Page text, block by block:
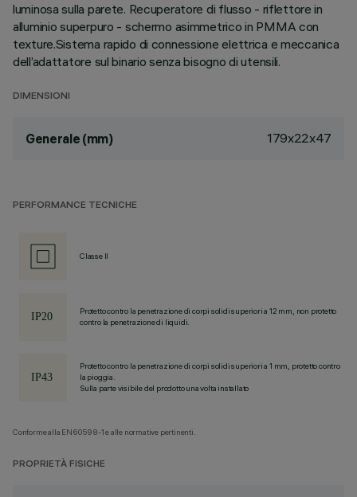
luminosa sulla parete. Recuperatore di flusso - riflettore in
alluminio superpuro - schermo asimmetrico in PMMA con
texture.Sistema rapido di connessione elettrica e meccanica
dell’adattatore sul binario senza bisogno di utensili.
DIMENSIONI
Generale (mm) 179x22x47
PERFORMANCE TECNICHE
Classe II
Protetto contro la penetrazione di corpi solidi superiori a 12 mm, non protetto
contro la penetrazione di liquidi.
Protetto contro la penetrazione di corpi solidi superiori a 1 mm, protetto contro
la pioggia.
Sulla parte visibile del prodotto una volta installato
Conforme alla EN60598-1 e alle normative pertinenti.
PROPRIETÀ FISICHE